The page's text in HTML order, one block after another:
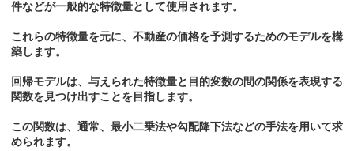
件などが一般的な特徴量として使用されます。
これらの特徴量を元に、不動産の価格を予測するためのモデルを構
築します。
回帰モデルは、与えられた特徴量と目的変数の間の関係を表現する
関数を見つけ出すことを目指します。
この関数は、通常、最小二乗法や勾配降下法などの手法を用いて求
められます。